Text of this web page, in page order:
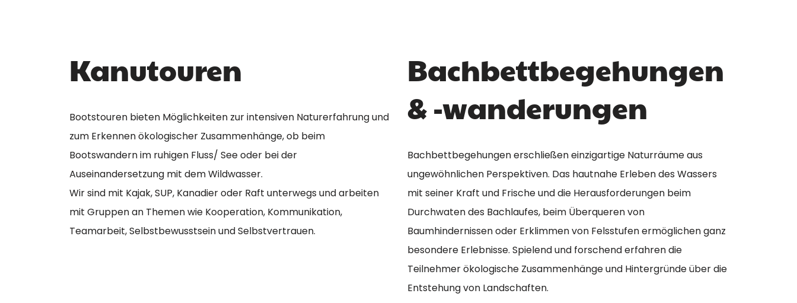
Kanutouren
Bootstouren bieten Möglichkeiten zur intensiven Naturerfahrung und
zum Erkennen ökologischer Zusammenhänge, ob beim
Bootswandern im ruhigen Fluss/ See oder bei der
Auseinandersetzung mit dem Wildwasser.
Wir sind mit Kajak, SUP, Kanadier oder Raft unterwegs und arbeiten
mit Gruppen an Themen wie Kooperation, Kommunikation,
Teamarbeit, Selbstbewusstsein und Selbstvertrauen.
Bachbettbegehungen
& -wanderungen
Bachbettbegehungen erschließen einzigartige Naturräume aus
ungewöhnlichen Perspektiven. Das hautnahe Erleben des Wassers
mit seiner Kraft und Frische und die Herausforderungen beim
Durchwaten des Bachlaufes, beim Überqueren von
Baumhindernissen oder Erklimmen von Felsstufen ermöglichen ganz
besondere Erlebnisse. Spielend und forschend erfahren die
Teilnehmer ökologische Zusammenhänge und Hintergründe über die
Entstehung von Landschaften.